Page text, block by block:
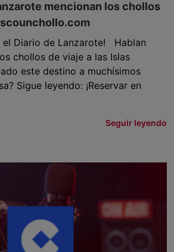
mencionan los chollos
el Diario de Lanzarote! Hablan
chollos de viaje a las Islas
este destino a muchísimos
Sigue leyendo: ¡Reservar en
Seguir leyendo